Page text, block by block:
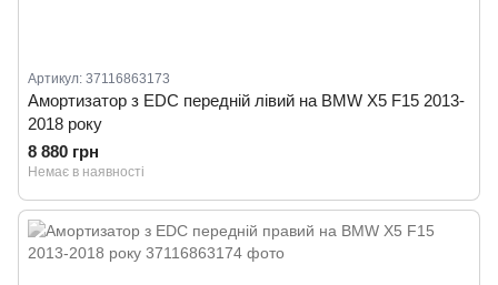
Артикул: 37116863173
Амортизатор з EDC передній лівий на BMW X5 F15 2013-
2018 року
8 880 грн
Немає в наявності